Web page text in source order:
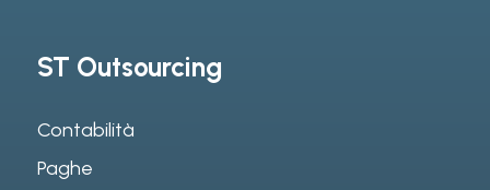
ST Outsourcing
Contabilità
Paghe